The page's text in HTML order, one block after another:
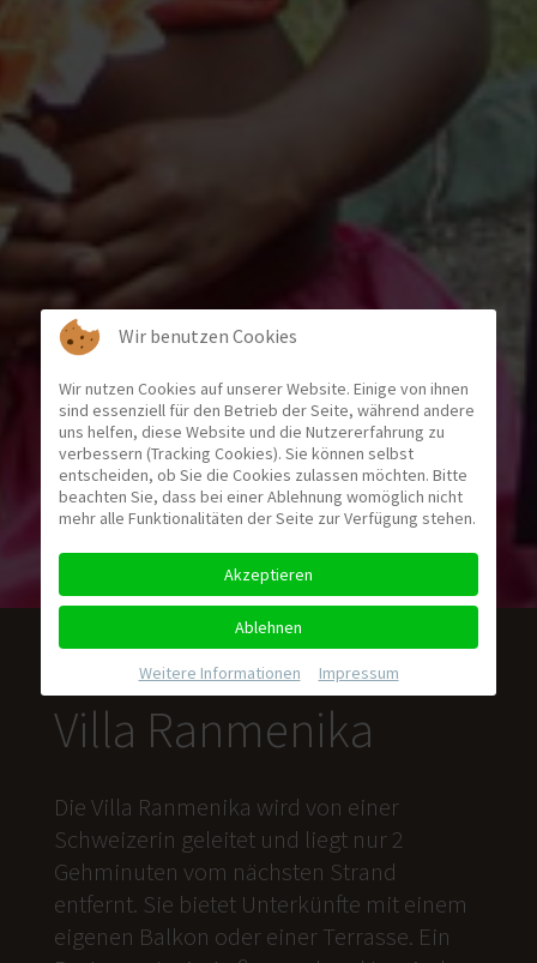
Villa Ranmenika
Die Villa Ranmenika wird von einer
Schweizerin geleitet und liegt nur 2
Gehminuten vom nächsten Strand
entfernt. Sie bietet Unterkünfte mit einem
eigenen Balkon oder einer Terrasse. Ein
Wir benutzen Cookies
Wir nutzen Cookies auf unserer Website. Einige von ihnen
sind essenziell für den Betrieb der Seite, während andere
uns helfen, diese Website und die Nutzererfahrung zu
verbessern (Tracking Cookies). Sie können selbst
entscheiden, ob Sie die Cookies zulassen möchten. Bitte
beachten Sie, dass bei einer Ablehnung womöglich nicht
mehr alle Funktionalitäten der Seite zur Verfügung stehen.
Akzeptieren
Ablehnen
Weitere Informationen Impressum